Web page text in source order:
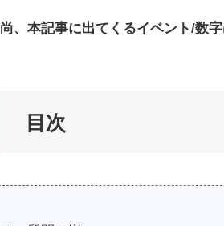
尚、本記事に出てくるイベント/数
目次